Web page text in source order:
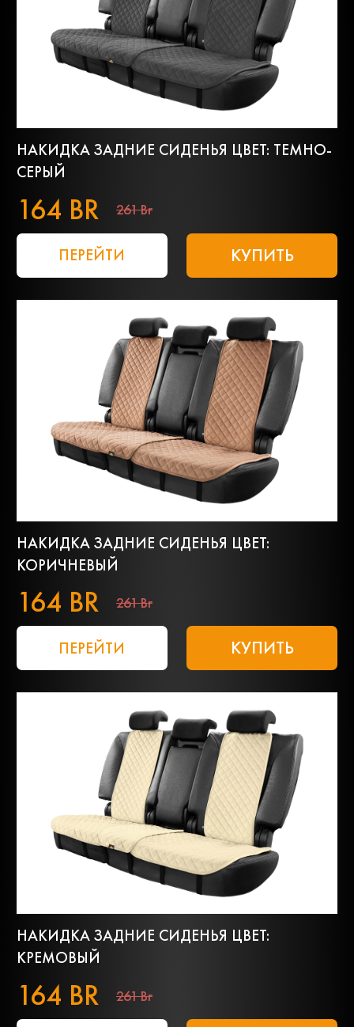
НАКИДКА ЗАДНИЕ СИДЕНЬЯ ЦВЕТ: ТЕМНО-
СЕРЫЙ
164 BR 261 Br
ПЕРЕЙТИ КУПИТЬ
НАКИДКА ЗАДНИЕ СИДЕНЬЯ ЦВЕТ:
КОРИЧНЕВЫЙ
164 BR 261 Br
ПЕРЕЙТИ КУПИТЬ
НАКИДКА ЗАДНИЕ СИДЕНЬЯ ЦВЕТ:
КРЕМОВЫЙ
164 BR 261 Br